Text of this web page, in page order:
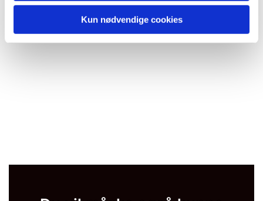
Kun nødvendige cookies